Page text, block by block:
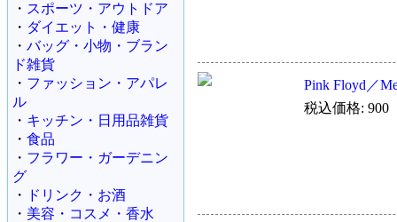
・ スポーツ・アウトドア
・ ダイエット・健康
・ バッグ・小物・ブラン
ド雑貨
・ ファッション・アパレ
ル
・ キッチン・日用品雑貨
・ 食品
・ フラワー・ガーデニン
グ
・
ドリンク・お酒
・ 美容・コスメ・香水
Pink Floyd／
税込価格: 900